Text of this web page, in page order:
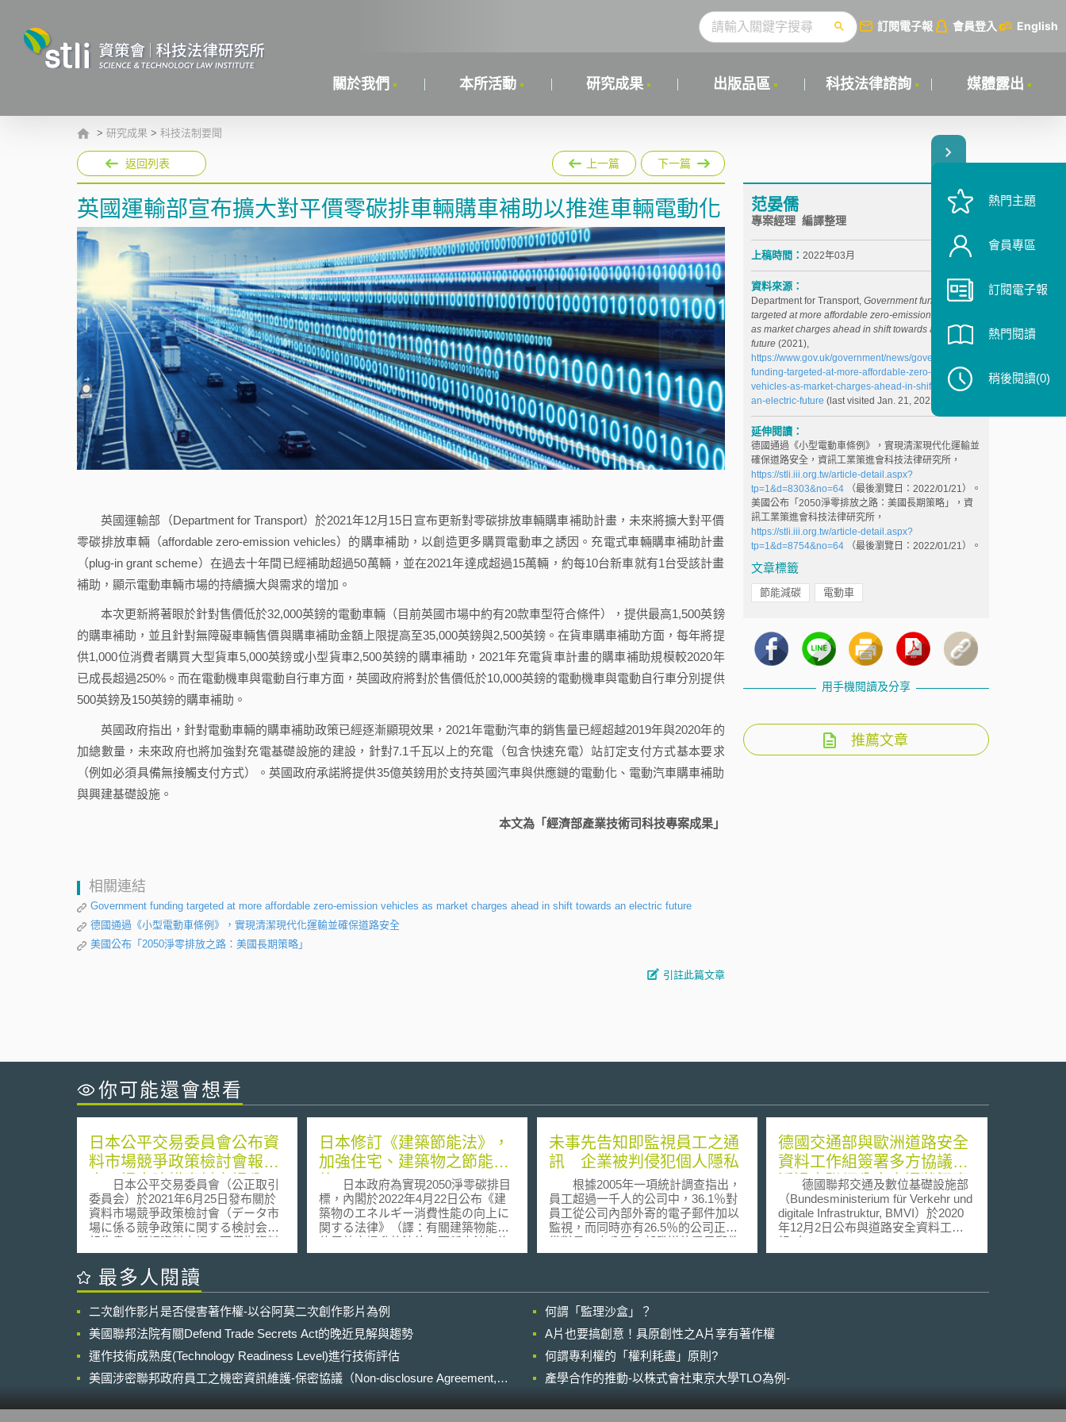
訂閱電子報 會員登入 English
關於我們 本所活動 研究成果 出版品區 科技法律諮詢 媒體露出
> 研究成果 > 科技法制要聞
返回列表 上一篇 下一篇
英國運輸部宣布擴大對平價零碳排車輛購車補助以推進車輛電動化
英國運輸部（Department for Transport）於2021年12月15日宣布更新對零碳排放車輛購車補助計畫，未來將擴大對平價
零碳排放車輛（affordable zero-emission vehicles）的購車補助，以創造更多購買電動車之誘因。充電式車輛購車補助計畫
（plug-in grant scheme）在過去十年間已經補助超過50萬輛，並在2021年達成超過15萬輛，約每10台新車就有1台受該計畫
補助，顯示電動車輛市場的持續擴大與需求的增加。
本次更新將著眼於針對售價低於32,000英鎊的電動車輛（目前英國市場中約有20款車型符合條件），提供最高1,500英鎊
的購車補助，並且針對無障礙車輛售價與購車補助金額上限提高至35,000英鎊與2,500英鎊。在貨車購車補助方面，每年將提
供1,000位消費者購買大型貨車5,000英鎊或小型貨車2,500英鎊的購車補助，2021年充電貨車計畫的購車補助規模較2020年
已成長超過250%。而在電動機車與電動自行車方面，英國政府將對於售價低於10,000英鎊的電動機車與電動自行車分別提供
500英鎊及150英鎊的購車補助。
英國政府指出，針對電動車輛的購車補助政策已經逐漸顯現效果，2021年電動汽車的銷售量已經超越2019年與2020年的
加總數量，未來政府也將加強對充電基礎設施的建設，針對7.1千瓦以上的充電（包含快速充電）站訂定支付方式基本要求
（例如必須具備無接觸支付方式）。英國政府承諾將提供35億英鎊用於支持英國汽車與供應鏈的電動化、電動汽車購車補助
與興建基礎設施。
本文為「經濟部產業技術司科技專案成果」
相關連結
Government funding targeted at more affordable zero-emission vehicles as market charges ahead in shift towards an electric future
德國通過《小型電動車條例》，實現清潔現代化運輸並確保道路安全
美國公布「2050淨零排放之路：美國長期策略」
引註此篇文章
范晏儒
專案經理 編譯整理
上稿時間： 2022年03月
資料來源：
Department for Transport, Government funding
targeted at more affordable zero-emission vehicles
as market charges ahead in shift towards an electric
future(2021),
https://www.gov.uk/government/news/government-
funding-targeted-at-more-affordable-zero-emission-
vehicles-as-market-charges-ahead-in-shift-towards-
an-electric-future (last visited Jan. 21, 2022).
延伸閱讀：
德國通過《小型電動車條例》，實現清潔現代化運輸並
確保道路安全，資訊工業策進會科技法律研究所，
https://stli.iii.org.tw/article-detail.aspx?
tp=1&d=8303&no=64
（最後瀏覽日：2022/01/21）。
美國公布「2050淨零排放之路：美國長期策略」，資
訊工業策進會科技法律研究所，
https://stli.iii.org.tw/article-detail.aspx?
tp=1&d=8754&no=64（最後瀏覽日：2022/01/21）。
文章標籤
節能減碳 電動車
用手機閱讀及分享
推薦文章
你可能還會想看
日本公平交易委員會公布資
料市場競爭政策檢討會報告
書，提出建構資料市場公平
競爭環境之政策建議
日本公平交易委員會（公正取引
委員会）於2021年6月25日發布關於
資料市場競爭政策檢討會（データ市
場に係る競争政策に関する検討会）
報告書。所謂資料市場，不僅指資料
從產出、蒐集、整理儲存（蓄積）、
加工、分析到利用等各階段的交易，
尚包含向終端使用者提供相關商品或
「產業資料」（産業データ），以及
與個人相關的「個人資料」
（personal data，原文為パーソナル
データ）。近年來，數位平台型業者
參與資料市場、活用資料經營相關商
業活動的情形漸增。同時，資料不同
（1）技術上容易複製；（2）無法建
日本修訂《建築節能法》，
加強住宅、建築物之節能措
日本政府為實現2050淨零碳排目
標，內閣於2022年4月22日公布《建
築物のエネルギー消費性能の向上に
関する法律》（譯：有關建築物能源
使用效率提升的法律，下稱本法）修
正案，加強住宅、建築物之能效提升
及中型規模建物（面積300平方公尺
以上，未滿2,000平方公尺）；故修正
案定2025年起，將所有新建的小型規
模建築（面積未滿300平方公尺）及
住宅均納入本法規定，不僅要求外牆
和屋頂需增厚隔熱材質，並應使用高
準。 擴大領先者計畫（Top Runner
未事先告知即監視員工之通
訊 企業被判侵犯個人隱私
根據2005年一項統計調查指出，
員工超過一千人的公司中，36.1％對
員工從公司內部外寄的電子郵件加以
監視，而同時亦有26.5％的公司正準
備對員工由公司內部發送的電子郵件
加以監視。若是以員工超過二萬人的
員工外寄的電子郵件加以監視的公司
亦高達32％。 然而根據歐洲人權
法院近日所做出的判決，不論公司是
否訂有清楚的員工使用政策，一旦公
司並未告知員工其在公司內的通訊或
電子郵件往來可能會受到公司的監
約(European Convention on Human
德國交通部與歐洲道路安全
資料工作組簽署多方協議，
透過車聯網分享交通狀況資
料以提升道路安全
德國聯邦交通及數位基礎設施部
（Bundesministerium für Verkehr und
digitale Infrastruktur, BMVI）於2020
年12月2日公布與道路安全資料工作
組（Data Task Force for Road
Safety）成員簽署多方協議，以促進
關利益者之合作，促進道路安全性資
料可跨品牌和跨國界共享，並於公平
爭。 而在多方協議中，歐盟成員
最多人閱讀
二次創作影片是否侵害著作權-以谷阿莫二次創作影片為例
何謂「監理沙盒」？
美國聯邦法院有關Defend Trade Secrets Act的晚近見解與趨勢
A片也要搞創意！具原創性之A片享有著作權
運作技術成熟度(Technology Readiness Level)進行技術評估
何謂專利權的「權利耗盡」原則?
美國涉密聯邦政府員工之機密資訊維護-保密協議（Non-disclosure Agreement,
產學合作的推動-以株式會社東京大學TLO為例-
熱門主題
會員專區
訂閱電子報
熱門閱讀
稍後閱讀(0)